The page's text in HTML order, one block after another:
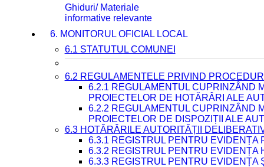
Ghiduri/ Materiale
informative relevante
6. MONITORUL OFICIAL LOCAL
6.1 STATUTUL COMUNEI
6.2 REGULAMENTELE PRIVIND
6.2.1 REGULAMENTUL CUPRINZÂND
PROIECTELOR DE HOTĂRÂRI ALE
6.2.2 REGULAMENTUL CUPRINZÂND
PROIECTELOR DE DISPOZIȚII ALE
6.3 HOTĂRÂRILE AUTORITĂȚII
6.3.1 REGISTRUL PENTRU EVIDENȚA
6.3.2 REGISTRUL PENTRU EVIDENȚA
6.3.3 REGISTRUL PENTRU EVIDENȚA